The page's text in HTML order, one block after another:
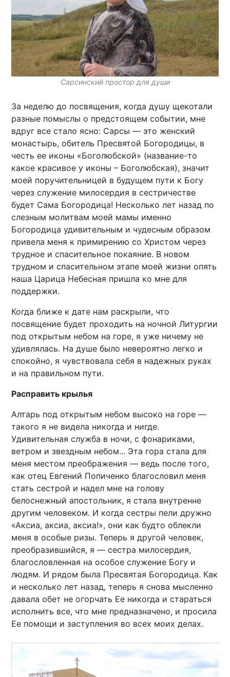
Сарсинский простор для души
За неделю до посвящения, когда душу щекотали
разные помыслы о предстоящем событии, мне
вдруг все стало ясно: Сарсы — это женский
монастырь, обитель Пресвятой Богородицы, в
честь ее иконы «Боголюбской» (название-то
какое красивое у иконы – Боголюбская), значит
моей поручительницей в будущем пути к Богу
через служение милосердия в сестричестве
будет Сама Богородица! Несколько лет назад по
слезным молитвам моей мамы именно
Богородица удивительным и чудесным образом
привела меня к примирению со Христом через
трудное и спасительное покаяние. В новом
трудном и спасительном этапе моей жизни опять
наша Царица Небесная пришла ко мне для
поддержки.
Когда ближе к дате нам раскрыли, что
посвящение будет проходить на ночной Литургии
под открытым небом на горе, я уже ничему не
удивлялась. На душе было невероятно легко и
спокойно, я чувствовала себя в надежных руках
и на правильном пути.
Расправить крылья
Алтарь под открытым небом высоко на горе —
такого я не видела никогда и нигде.
Удивительная служба в ночи, с фонариками,
ветром и звездным небом... Эта гора стала для
меня местом преображения — ведь после того,
как отец Евгений Попиченко благословил меня
стать сестрой и надел мне на голову
белоснежный апостольник, я стала внутренне
другим человеком. И когда сестры пели дружно
«Аксиа, аксиа, аксиа!», они как будто облекли
меня в особые ризы. Теперь я другой человек,
преобразившийся, я — сестра милосердия,
благословленная на особое служение Богу и
людям. И рядом была Пресвятая Богородица. Как
и несколько лет назад, теперь я снова мысленно
давала обет не огорчать Ее никогда и стараться
исполнить все, что мне предназначено, и просила
Ее помощи и заступления во всех моих делах.